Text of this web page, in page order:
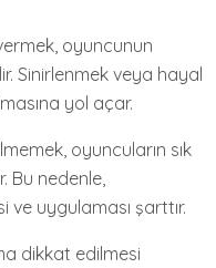
oyuncunun
Sinirlenmek veya hayal
yol açar.
oyuncuların sık
Bu nedenle,
ve uygulaması şarttır.
dikkat edilmesi